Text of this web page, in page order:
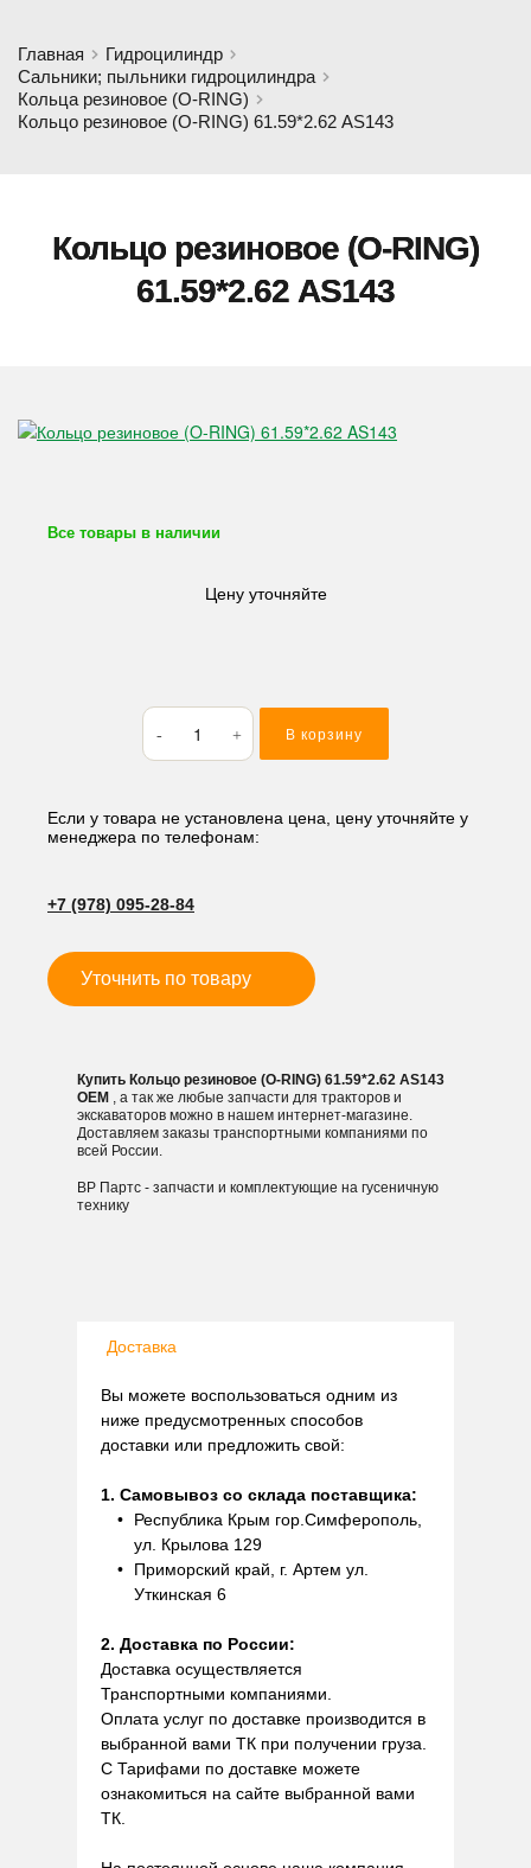
Главная
Гидроцилиндр
Сальники; пыльники гидроцилиндра
Кольца резиновое (O-RING)
Кольцо резиновое (O-RING) 61.59*2.62 AS143
Кольцо резиновое (O-RING)
61.59*2.62 AS143
Все товары в наличии
Цену уточняйте
Количество
товара
Кольцо
(O-
RING)
В корзину
Если у товара не установлена цена, цену уточняйте у
менеджера по телефонам:
+7 (978) 095-28-84
Уточнить по товару
Купить Кольцо резиновое (O-RING) 61.59*2.62 AS143
OEM , а так же любые запчасти для тракторов и
экскаваторов можно в нашем интернет-магазине.
Доставляем заказы транспортными компаниями по
всей России.
ВР Партс - запчасти и комплектующие на гусеничную
технику
Доставка
Вы можете воспользоваться одним из
ниже предусмотренных способов
доставки или предложить свой:
1. Самовывоз со склада поставщика:
Республика Крым гор.Симферополь,
ул. Крылова 129
Приморский край, г. Артем ул.
Уткинская 6
2. Доставка по России:
Доставка осуществляется
Транспортными компаниями.
Оплата услуг по доставке производится в
выбранной вами ТК при получении груза.
С Тарифами по доставке можете
ознакомиться на сайте выбранной вами
ТК.